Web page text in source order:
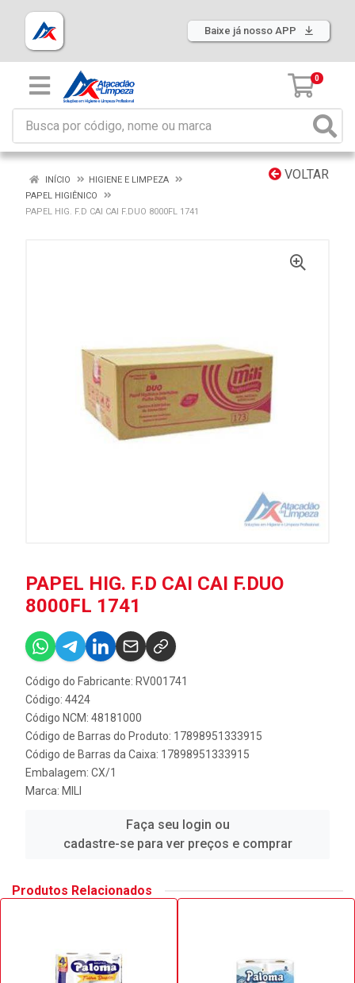
Baixe já nosso APP
0
VOLTAR
INÍCIO
HIGIENE E LIMPEZA
PAPEL HIGIÊNICO
PAPEL HIG. F.D CAI CAI F.DUO 8000FL 1741
PAPEL HIG. F.D CAI CAI F.DUO
8000FL 1741
Código do Fabricante: RV001741
Código: 4424
Código NCM: 48181000
Código de Barras do Produto: 17898951333915
Código de Barras da Caixa: 17898951333915
Embalagem: CX/1
Marca: MILI
Faça seu login ou
cadastre-se para ver preços e comprar
Produtos Relacionados